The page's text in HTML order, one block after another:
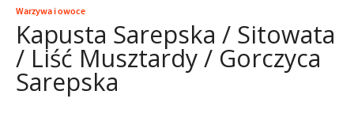
Warzywa i owoce
Kapusta Sarepska / Sitowata
/ Liść Musztardy / Gorczyca
Sarepska